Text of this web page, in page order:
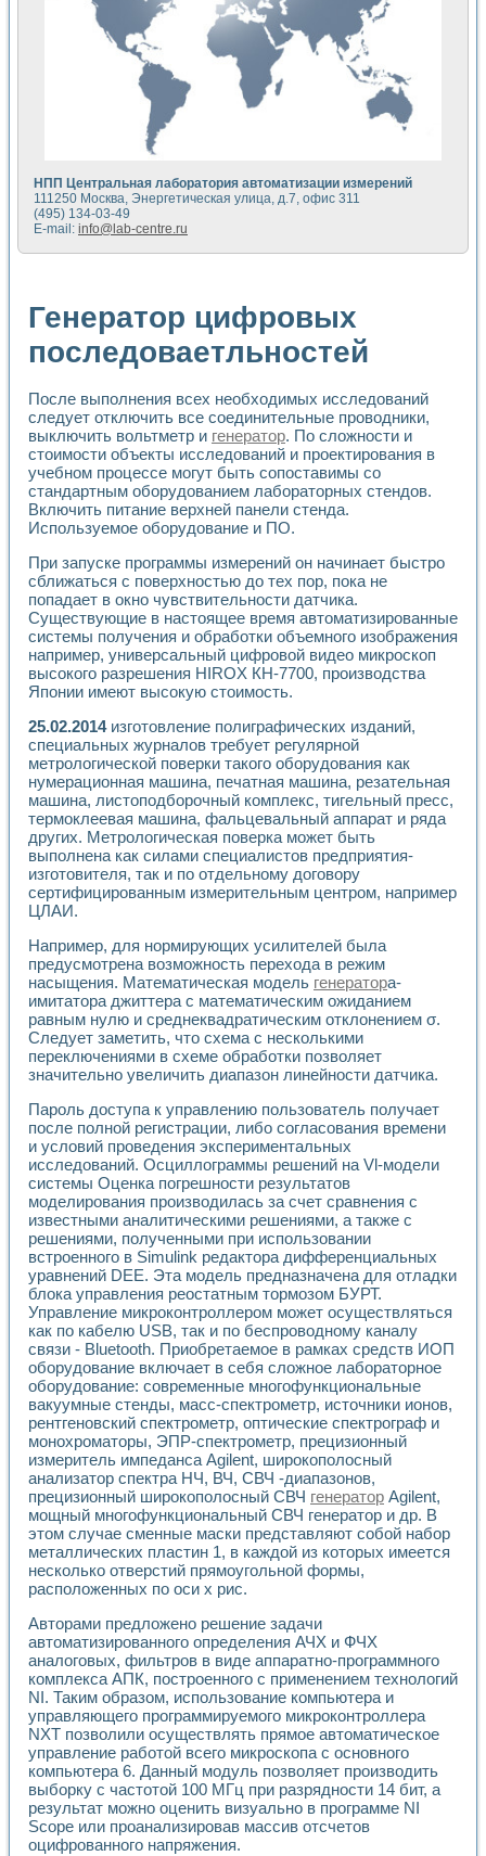
Устройство для снятия вольт-амперных характеристик
Передовые научные технологии: нано-, фемто-,
Автоматизированная установка по измерению временных
Автоматизированный лабораторный комплекс на базе
Визуализация моделирования и оптимизации тепловой
Виртуальный прибор для исследования функциональных
Исследование возможности создания экономичного
Исследование кинетики движения макрочастиц в
Метод прогнозирования свойств дисперсных продуктов
Недорогая система управления сверхпроводящим
Применение технологий NI в курсе экспериментальной
Расчет переноса аэрозоля и выпадения осадка в
Применение NI VISION для геометрического анализа в
Система температурной стабилизации
Управление движением с помощью программно -
Система управления асинхронным тиристорным
Лазерный профилометр
Применение средств NATIONAL INSTRUMENTS для
Разработка автоматизированного стенда для
Автоматизированный стенд рентгеновской диагностики
Высокочувствительные оптоэлектронные
Установка для измерения диэлектрических свойств
Лабораторный электрический импедансный томограф на
Микрозондовая система для характеризации
Метод траекторий в исследовании
Промышленная автоматизация
Автоматизация технологических процессов получения
Использование систем технического зрения для контроля
Исследование электромагнитных переходных процессов
Разработка виртуальных тренажеров путем
Система блокировок, сигнализации и защиты ускорителя
Система сбора данных и управления процессом
Управление температурой газовой среды специальной
Разработка программного обеспечения с
Использование технологий NATIONAL INSTRUMENTS
Оборудование для промышленной термотрансферной
Автоматизация реометрических исследований на базе
Применение измерителя иммитанса для исследова¬ния
Автоматизация контроля сварных швов на базе
Измерительный контроль с применением
Моделирование надежности и эффективности систем
Лабораторные практикумы и учебные стенды
Автоматизация лабораторного стенда по измерению
Автоматизированные лабораторные комплексы для
Виртуальный прибор для исследования нелинейных
Использование программ ELECTRONICS WORKBENCH-
Лабораторный практикум по дисциплине «Цифровые
Лабораторный практикум по ИНС на основе LabVIEW
Лабораторный практикум по основам теории коммутации
Опыт использования NI LabVIEW для создания
Применение LabVIEW для исследования течения в
Создание виртуальной работы «Изучение магнитных
Обратный маятник
Устройство для изучения основ интерфейсов обмена по
Лабораторный практикум: изучение адиабатического
Стенд для исследования электрических переходных
Система статистической обработки результатов
Автоматизация лазерно-плазменных измерений с
Модельно-измерительный комплекс. Назначение. Состав.
Использование технологий NATIONAL INSTRUMENTS
Учебный практикум "Спектральный и корреляционный
Учебный стенд для исследования принципа действия
Оборудование и программное обеспечение учебных
Виртуальный лабораторный практикум для изучения
Управление роботом ТУР-10 средствами LabVIEW
Аппаратно-программный комплекс для исследования
Автоматизированный дистанционный лабораторный
Исследование возможности реставрации одномерных
Использование технологий NATIONAL INSTRUMENTS в
Учебный стенд для исследования принципа действия
Виртуальная система поддержки принимаемых решений в
Преемственность дисциплин «Моделирование систем» и
Универсальный стенд для исследования электрических
Лабораторные практикумы по информационно-
Виртуальный измеритель частотных характеристик на
Лабораторный практикум по основам теории Коммутации
Разработка виртуальной лабораторной работы
Виртуальные практикумы по электротехнике в среде
Из опыта внедрения в рамках национального проекта
Исследование эффективности решателей
НПП Центральная лаборатория автоматизации измерений
111250 Москва, Энергетическая улица, д.7, офис 311
(495) 134-03-49
E-mail: info@lab-centre.ru
Генератор цифровых
последоваетльностей
После выполнения всех необходимых исследований
следует отключить все соединительные проводники,
выключить вольтметр и генератор. По сложности и
стоимости объекты исследований и проектирования в
учебном процессе могут быть сопоставимы со
стандартным оборудованием лабораторных стендов.
Включить питание верхней панели стенда.
Используемое оборудование и ПО.
При запуске программы измерений он начинает быстро
сближаться с поверхностью до тех пор, пока не
попадает в окно чувствительности датчика.
Существующие в настоящее время автоматизированные
системы получения и обработки объемного изображения
например, универсальный цифровой видео микроскоп
высокого разрешения HIROX КН-7700, производства
Японии имеют высокую стоимость.
25.02.2014изготовление полиграфических изданий,
специальных журналов требует регулярной
метрологической поверки такого оборудования как
нумерационная машина, печатная машина, резательная
машина, листоподборочный комплекс, тигельный пресс,
термоклеевая машина, фальцевальный аппарат и ряда
других. Метрологическая поверка может быть
выполнена как силами специалистов предприятия-
изготовителя, так и по отдельному договору
сертифицированным измерительным центром, например
ЦЛАИ.
Например, для нормирующих усилителей была
предусмотрена возможность перехода в режим
насыщения. Математическая модель генератора-
имитатора джиттера с математическим ожиданием
равным нулю и среднеквадратическим отклонением σ.
Следует заметить, что схема с несколькими
переключениями в схеме обработки позволяет
значительно увеличить диапазон линейности датчика.
Пароль доступа к управлению пользователь получает
после полной регистрации, либо согласования времени
и условий проведения экспериментальных
исследований. Осциллограммы решений на Vl-модели
системы Оценка погрешности результатов
моделирования производилась за счет сравнения с
известными аналитическими решениями, а также с
решениями, полученными при использовании
встроенного в Simulink редактора дифференциальных
уравнений DEE. Эта модель предназначена для отладки
блока управления реостатным тормозом БУРТ.
Управление микроконтроллером может осуществляться
как по кабелю USB, так и по беспроводному каналу
связи - Bluetooth. Приобретаемое в рамках средств ИОП
оборудование включает в себя сложное лабораторное
оборудование: современные многофункциональные
вакуумные стенды, масс-спектрометр, источники ионов,
рентгеновский спектрометр, оптические спектрограф и
монохроматоры, ЭПР-спектрометр, прецизионный
измеритель импеданса Agilent, широкополосный
анализатор спектра НЧ, ВЧ, СВЧ -диапазонов,
прецизионный широкополосный СВЧ генератор Agilent,
мощный многофункциональный СВЧ генератор и др. В
этом случае сменные маски представляют собой набор
металлических пластин 1, в каждой из которых имеется
несколько отверстий прямоугольной формы,
расположенных по оси х рис.
Авторами предложено решение задачи
автоматизированного определения АЧХ и ФЧХ
аналоговых, фильтров в виде аппаратно-программного
комплекса АПК, построенного с применением технологий
NI. Таким образом, использование компьютера и
управляющего программируемого микроконтроллера
NXT позволили осуществлять прямое автоматическое
управление работой всего микроскопа с основного
компьютера 6. Данный модуль позволяет производить
выборку с частотой 100 МГц при разрядности 14 бит, а
результат можно оценить визуально в программе NI
Scope или проанализировав массив отсчетов
оцифрованного напряжения.